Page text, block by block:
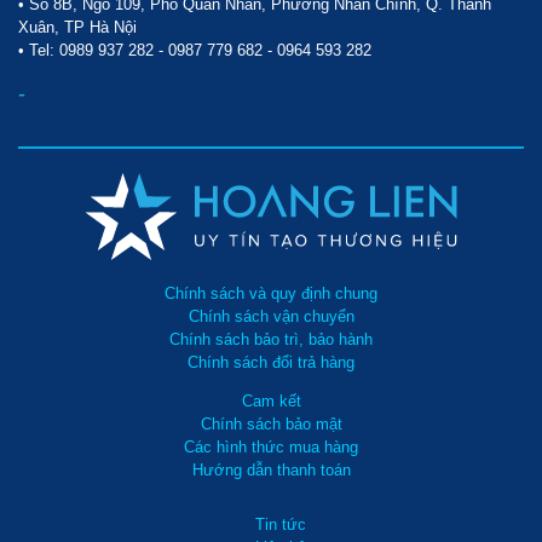
thiết kế mở. Bạn có thể dễ dàng mở vỏ của thiết bị ra để tiếp cận
nhiên liệu giúp quá trình vệ sinh và bảo dưỡng máy thật đơn giản.
Tại sao nên sở hữu Máy rửa xe nước nóng IPC PW-H100/4
D2515P T (4 bánh)?
• Số 8B, Ngõ 109, Phố Quan Nhân, Phường Nhân Chính, Q. Thanh
Xuân, TP Hà Nội
• Tel: 0989 937 282 - 0987 779 682 - 0964 593 282
-
Chính sách và quy định chung
Chính sách vận chuyển
Chính sách bảo trì, bảo hành
Chính sách đổi trả hàng
Cam kết
Chính sách bảo mật
Các hình thức mua hàng
Hướng dẫn thanh toán
Tin tức